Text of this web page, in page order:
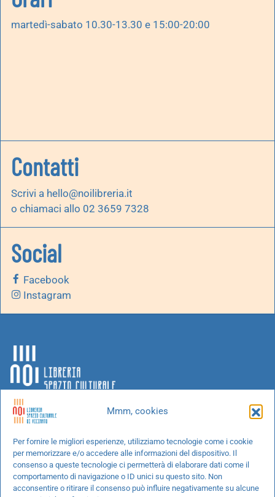
Mmm, cookies
Per fornire le migliori esperienze, utilizziamo tecnologie come i cookie
per memorizzare e/o accedere alle informazioni del dispositivo. Il
consenso a queste tecnologie ci permetterà di elaborare dati come il
comportamento di navigazione o ID unici su questo sito. Non
acconsentire o ritirare il consenso può influire negativamente su alcune
martedì-sabato 10.30-13.30 e 15:00-20:00
Contatti
Scrivi a hello@noilibreria.it
o chiamaci allo 02 3659 7328
Social
Facebook
Instagram
Chi siamo
Progetti speciali
Richiedi un libro
Spedizioni